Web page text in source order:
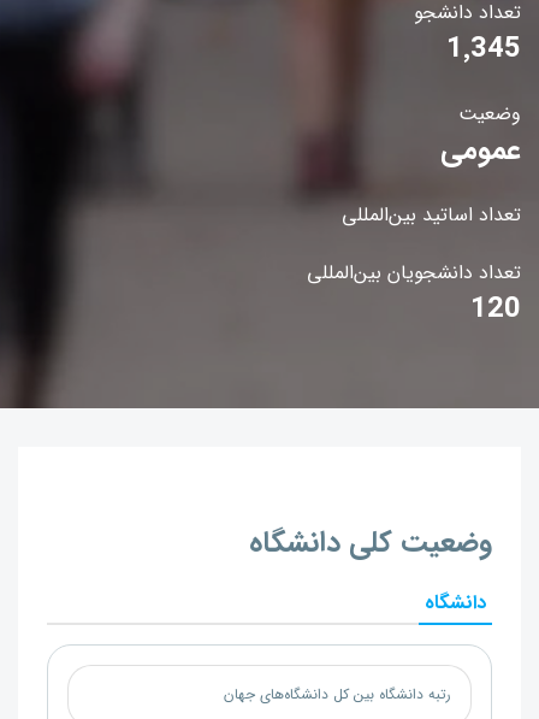
تعداد دانشجو
1٬345
وضعیت
عمومی
تعداد اساتید بین‌المللی
تعداد دانشجویان بین‌المللی
120
وضعیت کلی دانشگاه
دانشگاه
رتبه دانشگاه بین کل دانشگاه‌های جهان